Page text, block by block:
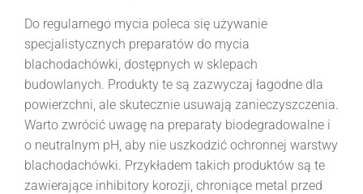
Do regularnego mycia poleca się używanie
specjalistycznych preparatów do mycia
blachodachówki, dostępnych w sklepach
budowlanych. Produkty te są zazwyczaj łagodne dla
powierzchni, ale skutecznie usuwają zanieczyszczenia.
Warto zwrócić uwagę na preparaty biodegradowalne i
o neutralnym pH, aby nie uszkodzić ochronnej warstwy
blachodachówki. Przykładem takich produktów są te
zawierające inhibitory korozji, chroniące metal przed